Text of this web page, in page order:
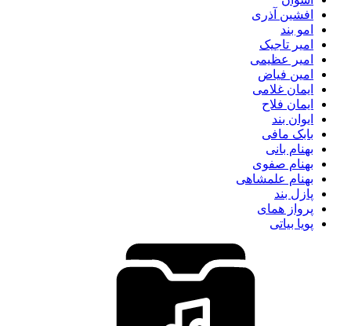
افشین آذری
امو بند
امیر تاجیک
امیر عظیمی
امین فیاض
ایمان غلامی
ایمان فلاح
ایوان بند
بابک مافی
بهنام بانی
بهنام صفوی
بهنام علمشاهی
پازل بند
پرواز همای
پویا بیاتی